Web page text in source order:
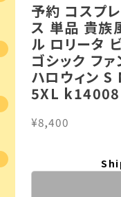
予約 コスプ
ス 単品 貴族
ル ロリータ
ゴシック フ
ハロウィン
5XL k14008
¥8,400